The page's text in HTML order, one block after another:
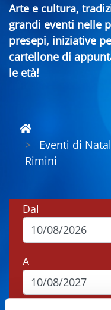
Arte e cultura,
grandi eventi nelle
presepi, iniziative
cartellone di
le età!
Eventi di
Rimini
Dal
A